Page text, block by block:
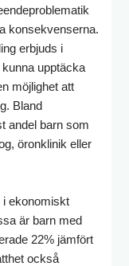
konsekvenserna.
erbjuds i
upptäcka
möjlighet att
Bland
andel barn som
öronklinik eller
i ekonomiskt
är barn med
22% jämfört
också